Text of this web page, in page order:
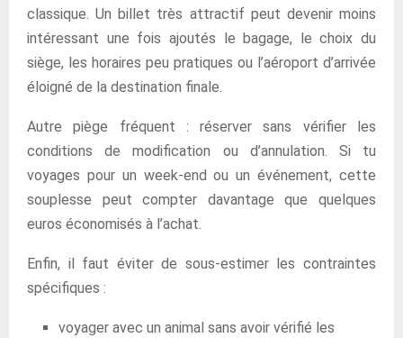
classique. Un billet très attractif peut devenir moins
intéressant une fois ajoutés le bagage, le choix du
siège, les horaires peu pratiques ou l’aéroport d’arrivée
éloigné de la destination finale.
Autre piège fréquent : réserver sans vérifier les
conditions de modification ou d’annulation. Si tu
voyages pour un week-end ou un événement, cette
souplesse peut compter davantage que quelques
euros économisés à l’achat.
Enfin, il faut éviter de sous-estimer les contraintes
spécifiques :
voyager avec un animal sans avoir vérifié les